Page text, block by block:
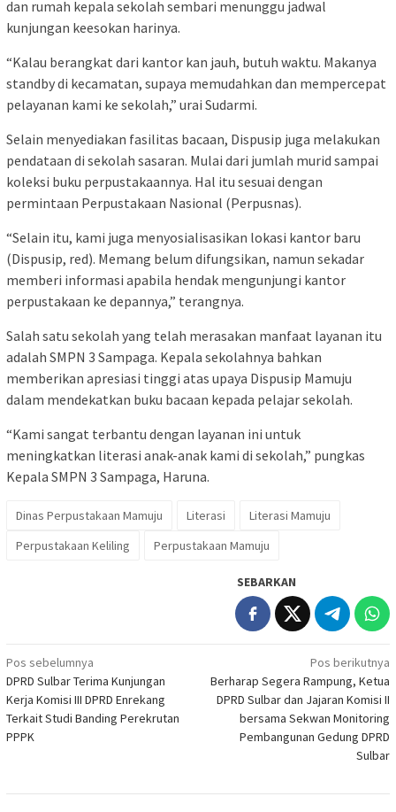
dan rumah kepala sekolah sembari menunggu jadwal
kunjungan keesokan harinya.
“Kalau berangkat dari kantor kan jauh, butuh waktu. Makanya
standby di kecamatan, supaya memudahkan dan mempercepat
pelayanan kami ke sekolah,” urai Sudarmi.
Selain menyediakan fasilitas bacaan, Dispusip juga melakukan
pendataan di sekolah sasaran. Mulai dari jumlah murid sampai
koleksi buku perpustakaannya. Hal itu sesuai dengan
permintaan Perpustakaan Nasional (Perpusnas).
“Selain itu, kami juga menyosialisasikan lokasi kantor baru
(Dispusip, red). Memang belum difungsikan, namun sekadar
memberi informasi apabila hendak mengunjungi kantor
perpustakaan ke depannya,” terangnya.
Salah satu sekolah yang telah merasakan manfaat layanan itu
adalah SMPN 3 Sampaga. Kepala sekolahnya bahkan
memberikan apresiasi tinggi atas upaya Dispusip Mamuju
dalam mendekatkan buku bacaan kepada pelajar sekolah.
“Kami sangat terbantu dengan layanan ini untuk
meningkatkan literasi anak-anak kami di sekolah,” pungkas
Kepala SMPN 3 Sampaga, Haruna.
Dinas Perpustakaan Mamuju Literasi
Literasi Mamuju
Perpustakaan Keliling
Perpustakaan Mamuju
SEBARKAN
Navigasi
pos
Pos sebelumnya
DPRD Sulbar Terima Kunjungan
Kerja Komisi III DPRD Enrekang
Terkait Studi Banding Perekrutan
PPPK
Pos berikutnya
Berharap Segera Rampung, Ketua
DPRD Sulbar dan Jajaran Komisi II
bersama Sekwan Monitoring
Pembangunan Gedung DPRD
Sulbar